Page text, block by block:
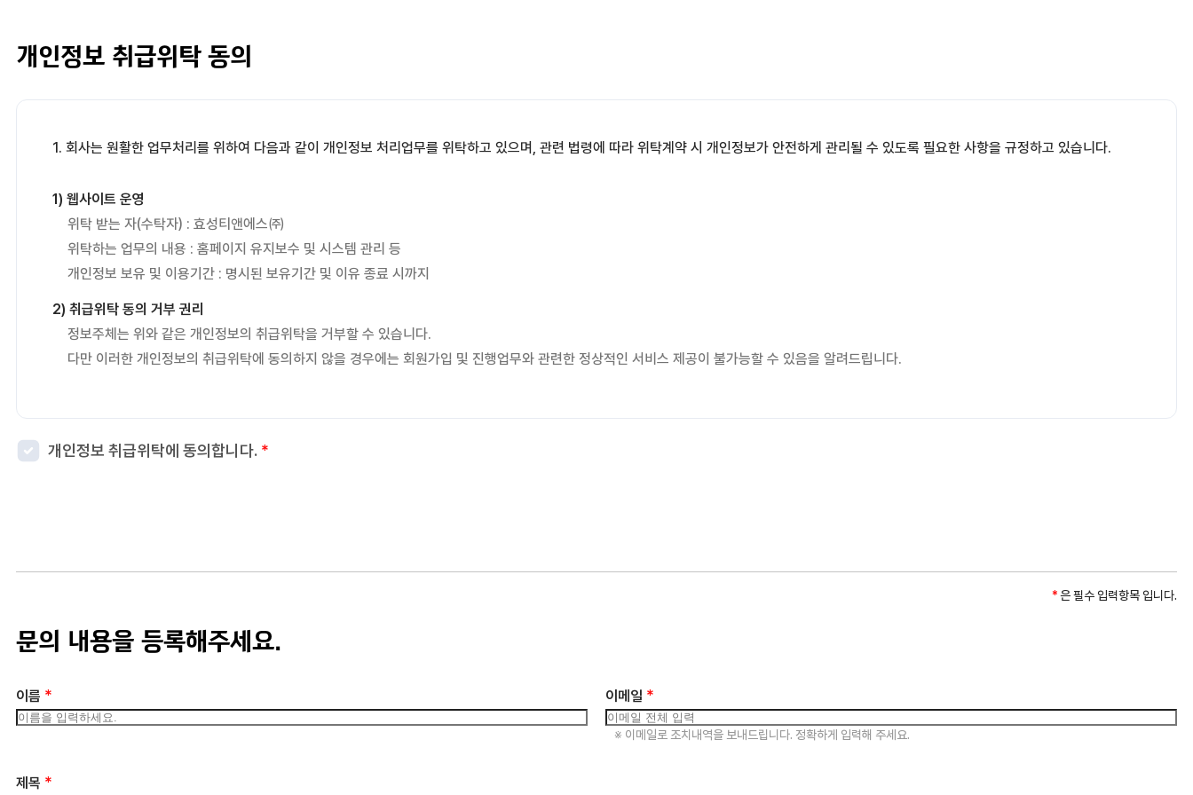
사용자 식별, 사용자 문의 대응, 제안·불만·AS처리 등의 민원처리, 공지사항 전달
사용자 식별, 부정비리 제보, 민원처리
3) 웹사이트 이용과정에서 자동 생성되어 수집되는 항목
3. 개인정보 보유기간
정보주체 개인정보는 원칙적으로 개인정보의 수집 및 이용목적이 달성되면 지체 없이 파기합니다. 단, 다음의 정보에 대해서는 아래의 이유로 명시한 기간 동안 보존합니다.
1) 문의사항 등록 시 수집항목
보유 기간 : 1년
보유 이유 : 사용자 식별, 사용자 문의 대응, 민원처리, 공지사항 전달
개인정보 취급위탁 동의
1. 회사는 원활한 업무처리를 위하여 다음과 같이 개인정보 처리업무를 위탁하고 있으며, 관련 법령에 따라 위탁계약 시 개인정보가 안전하게 관리될 수 있도록 필요한 사항을 규정하고 있습니다.
1) 웹사이트 운영
위탁 받는 자(수탁자) : 효성티앤에스㈜
위탁하는 업무의 내용 : 홈페이지 유지보수 및 시스템 관리 등
개인정보 보유 및 이용기간 : 명시된 보유기간 및 이유 종료 시까지
2) 취급위탁 동의 거부 권리
정보주체는 위와 같은 개인정보의 취급위탁을 거부할 수 있습니다.
다만 이러한 개인정보의 취급위탁에 동의하지 않을 경우에는 회원가입 및 진행업무와 관련한 정상적인 서비스 제공이 불가능할 수 있음을 알려드립니다.
개인정보 취급위탁에 동의합니다. *
*은 필수 입력항목 입니다.
문의 내용을 등록해주세요.
이름 * 이메일 *
※ 이메일로 조치내역을 보내드립니다. 정확하게 입력해 주세요.
제목 *